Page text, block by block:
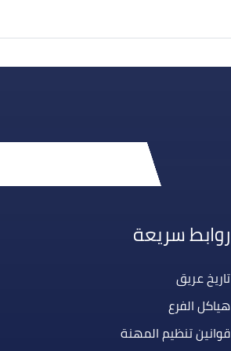
روابط سريعة
تاريخ عريق
هياكل الفرع
قوانين تنظيم المهنة